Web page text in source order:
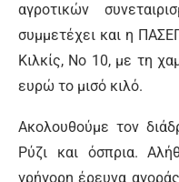
αγροτικών
συμμετέχει και η
Κιλκίς, Νο 10, με τη
ευρώ το μισό κιλό.
Ακολουθούμε τον
Ρύζι και όσπρια.
γρήγορη έρευνα